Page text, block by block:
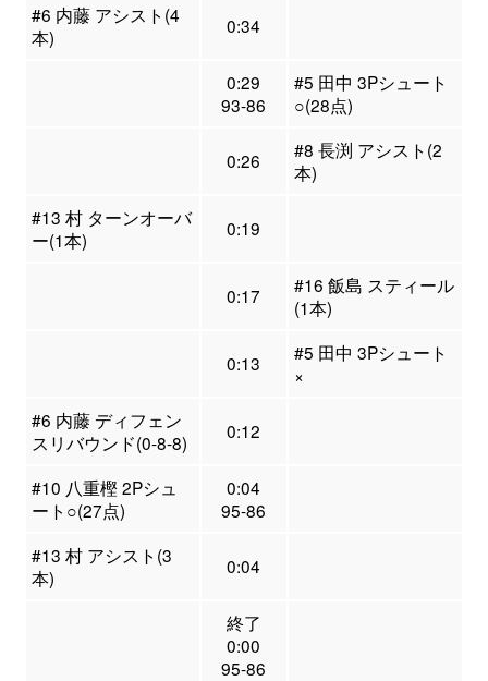
#6 内藤 アシスト(4
本)
0:34
0:29
93-86
#5 田中 3Pシュート
○(28点)
0:26
#8 長渕 アシスト(2
本)
#13 村 ターンオーバ
ー(1本)
0:19
0:17
#16 飯島 スティール
(1本)
0:13
#5 田中 3Pシュート
×
#6 内藤 ディフェン
スリバウンド(0-8-8)
0:12
#10 八重樫 2Pシュ
ート○(27点)
0:04
95-86
#13 村 アシスト(3
本)
0:04
終了
0:00
95-86